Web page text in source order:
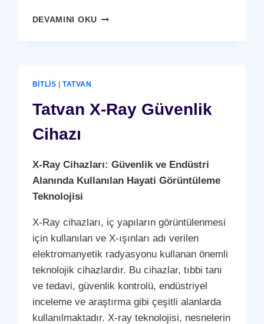
DEVAMINI OKUTATVAN
BITLIS |TATVAN
Tatvan X-Ray Güvenlik
Cihazı
X-Ray Cihazları: Güvenlik ve Endüstri
Alanında Kullanılan Hayati Görüntüleme
Teknolojisi
X-Ray cihazları, iç yapıların görüntülenmesi
için kullanılan ve X-ışınları adı verilen
elektromanyetik radyasyonu kullanan önemli
teknolojik cihazlardır. Bu cihazlar, tıbbi tanı
ve tedavi, güvenlik kontrolü, endüstriyel
inceleme ve araştırma gibi çeşitli alanlarda
kullanılmaktadır. X-ray teknolojisi, nesnelerin